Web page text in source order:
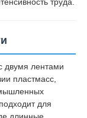
двумя лентами
пластмасс,
для
длинные